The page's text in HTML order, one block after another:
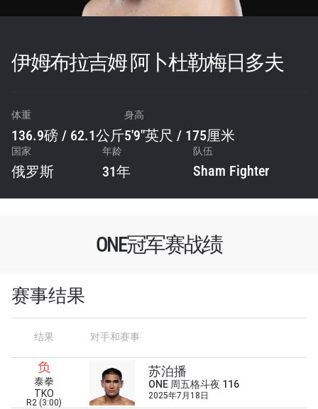
伊姆布拉吉姆 阿卜杜勒梅日多夫
体重
136.9磅 / 62.1公斤
身高
5'9"英尺 / 175厘米
国家
俄罗斯
年龄
31年
队伍
Sham Fighter
ONE冠军赛战绩
赛事结果
结果 对手和赛事
负
泰拳
TKO
R2 (3:00)
苏泊播
ONE 周五格斗夜 116
2025年7月18日